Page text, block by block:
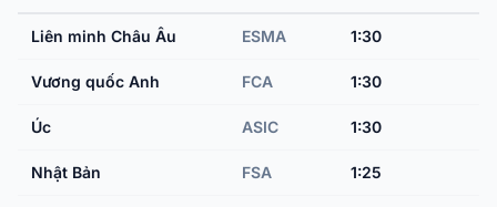
Liên minh Châu Âu ESMA 1:30
Vương quốc Anh FCA 1:30
Úc ASIC 1:30
Nhật Bản FSA 1:25